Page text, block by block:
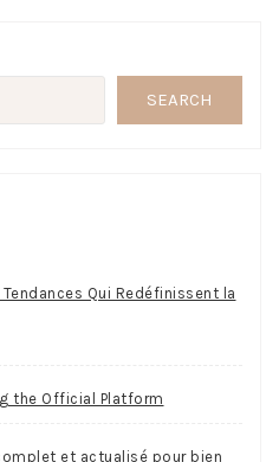
SEARCH
Qui Redéfinissent la
the Official Platform
et actualisé pour bien